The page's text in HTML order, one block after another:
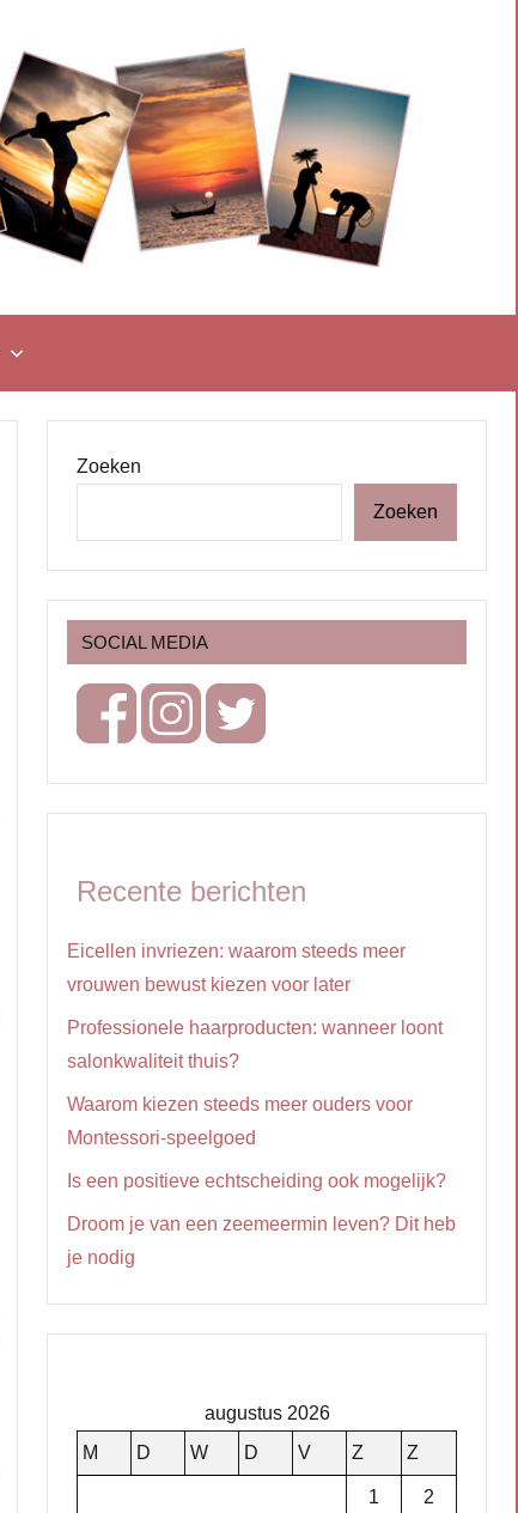
Zoeken
Zoeken
SOCIAL MEDIA
Recente berichten
Eicellen invriezen: waarom steeds meer
vrouwen bewust kiezen voor later
Professionele haarproducten: wanneer loont
salonkwaliteit thuis?
Waarom kiezen steeds meer ouders voor
Montessori-speelgoed
Is een positieve echtscheiding ook mogelijk?
Droom je van een zeemeermin leven? Dit heb
je nodig
augustus 2026
M
D W D V Z Z
1 2